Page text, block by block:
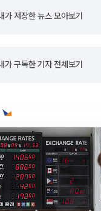
가 저장한 뉴스 모아보기
가 구독한 기자 전체보기